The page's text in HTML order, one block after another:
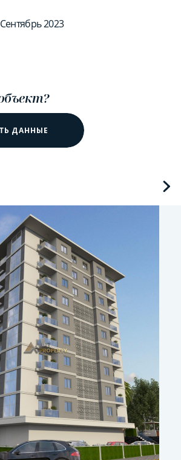
Сентябрь 2023
ДАННЫЕ